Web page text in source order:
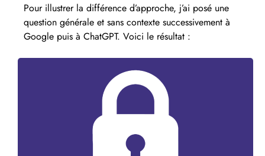
Pour illustrer la différence d’approche, j’ai posé une
question générale et sans contexte successivement à
Google puis à ChatGPT. Voici le résultat :